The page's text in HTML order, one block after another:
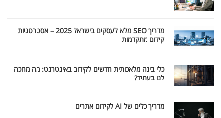
מדריך SEO מלא לעסקים בישראל 2025 – אסטרטגיות
קידום מתקדמות
כלי בינה מלאכותית חדשים לקידום באינטרנט: מה מחכה
לנו בעתיד?
מדריך כלים של AI לקידום אתרים